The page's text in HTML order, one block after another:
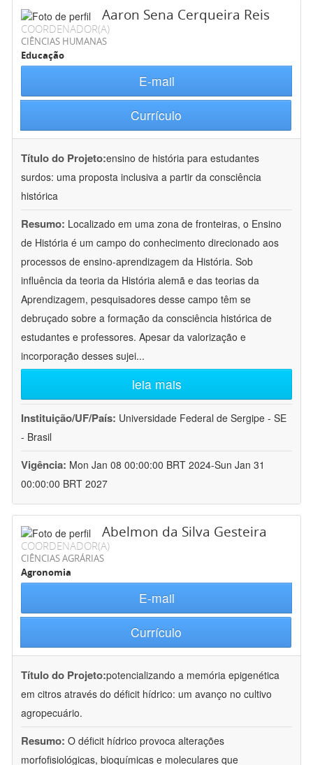
Aaron Sena Cerqueira Reis
COORDENADOR(A)
CIÊNCIAS HUMANAS
Educação
E-mail
Currículo
Título do Projeto:ensino de história para estudantes
surdos: uma proposta inclusiva a partir da consciência
histórica
Resumo: Localizado em uma zona de fronteiras, o Ensino
de História é um campo do conhecimento direcionado aos
processos de ensino-aprendizagem da História. Sob
influência da teoria da História alemã e das teorias da
Aprendizagem, pesquisadores desse campo têm se
debruçado sobre a formação da consciência histórica de
estudantes e professores. Apesar da valorização e
incorporação desses sujei...
leia mais
Instituição/UF/País: Universidade Federal de Sergipe - SE
- Brasil
Vigência: Mon Jan 08 00:00:00 BRT 2024-Sun Jan 31
00:00:00 BRT 2027
Abelmon da Silva Gesteira
COORDENADOR(A)
CIÊNCIAS AGRÁRIAS
Agronomia
E-mail
Currículo
Título do Projeto:potencializando a memória epigenética
em citros através do déficit hídrico: um avanço no cultivo
agropecuário.
Resumo: O déficit hídrico provoca alterações
morfofisiológicas, bioquímicas e moleculares que